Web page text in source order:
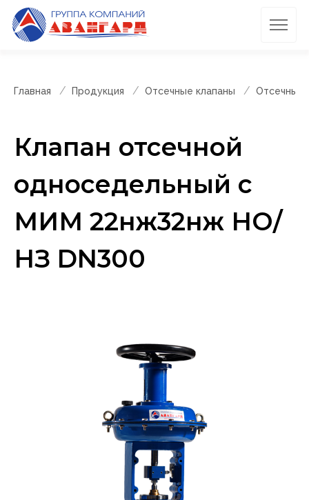
Главная Продукция Отсечные клапаны Отсечные
Клапан отсечной
односедельный с
МИМ 22нж32нж НО/
НЗ DN300